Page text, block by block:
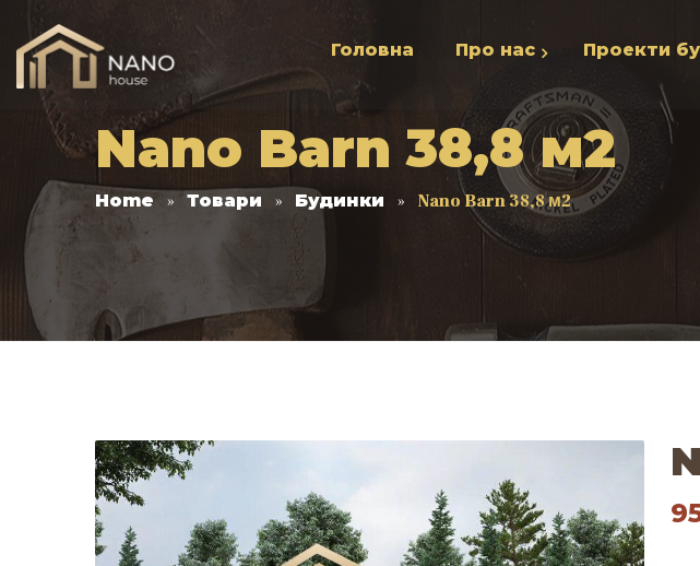
Головна Про нас Проекти
Nano Barn 38,8 м2
Home Товари Будинки Nano Barn 38,8 м2